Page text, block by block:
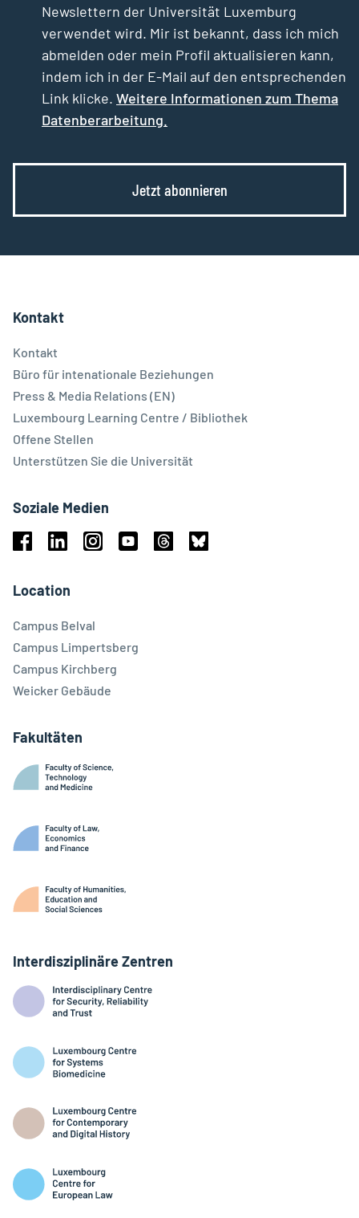
Newslettern der Universität Luxemburg
verwendet wird. Mir ist bekannt, dass ich mich
abmelden oder mein Profil aktualisieren kann,
indem ich in der E-Mail auf den entsprechenden
Link klicke. Weitere Informationen zum Thema
Datenberarbeitung.
Jetzt abonnieren
Kontakt
Kontakt
Büro für intenationale Beziehungen
Press & Media Relations (EN)
Luxembourg Learning Centre / Bibliothek
Offene Stellen
Unterstützen Sie die Universität
Soziale Medien
Location
Campus Belval
Campus Limpertsberg
Campus Kirchberg
Weicker Gebäude
Fakultäten
Interdisziplinäre Zentren